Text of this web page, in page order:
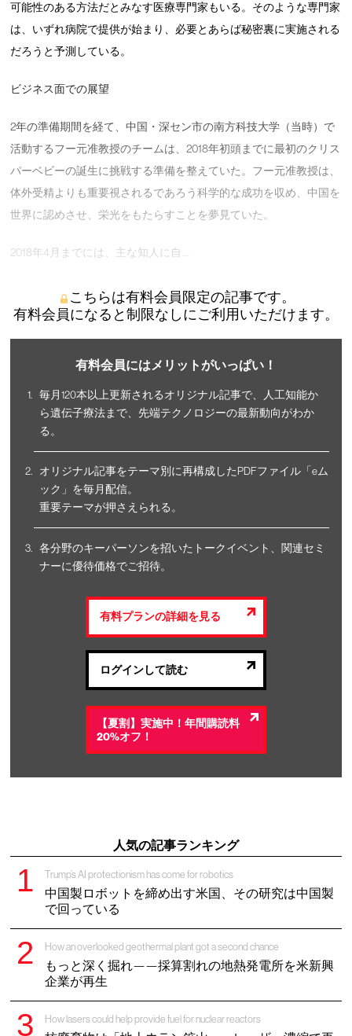
可能性のある方法だとみなす医療専門家もいる。そのような専門家
は、いずれ病院で提供が始まり、必要とあらば秘密裏に実施される
だろうと予測している。
ビジネス面での展望
2年の準備期間を経て、中国・深セン市の南方科技大学（当時）で
活動するフー元准教授のチームは、2018年初頭までに最初のクリス
パーベビーの誕生に挑戦する準備を整えていた。フー元准教授は、
体外受精よりも重要視されるであろう科学的な成功を収め、中国を
世界に認めさせ、栄光をもたらすことを夢見ていた。
2018年4月までには、主な知人に自 …
こちらは有料会員限定の記事です。
有料会員になると制限なしにご利用いただけます。
有料会員にはメリットがいっぱい！
毎月120本以上更新されるオリジナル記事で、人工知能か
ら遺伝子療法まで、先端テクノロジーの最新動向がわか
る。
オリジナル記事をテーマ別に再構成したPDFファイル「eム
ック」を毎月配信。
重要テーマが押さえられる。
各分野のキーパーソンを招いたトークイベント、関連セミ
ナーに優待価格でご招待。
有料プランの詳細を見る
ログインして読む
【夏割】実施中！年間購読料
20%オフ！
人気の記事ランキング
Trump’s AI protectionism has come for robotics
中国製ロボットを締め出す米国、その研究は中国製
で回っている
How an overlooked geothermal plant got a second chance
もっと深く掘れ——採算割れの地熱発電所を米新興
企業が再生
How lasers could help provide fuel for nuclear reactors